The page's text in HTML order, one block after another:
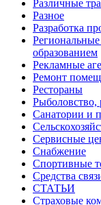
Различные
Разное
Разработка
образованием
Рекламные
Ремонт
Рестораны
Рыболовство,
Санатории и
Сервисные
Снабжение
Спортивные
Средства
СТАТЬИ
Страховые